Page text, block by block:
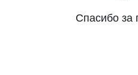
Спасибо за